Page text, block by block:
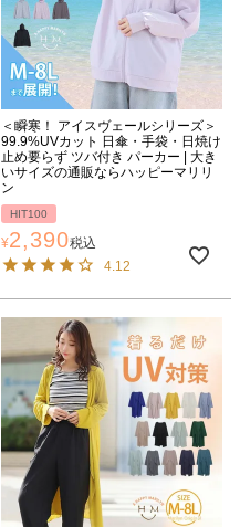
＜瞬寒！ アイスヴェールシリーズ＞
99.9%UVカット 日傘・手袋・日焼け
止め要らず ツバ付き パーカー | 大き
いサイズの通販ならハッピーマリリ
ン
HIT100
¥2,390税込
4.12